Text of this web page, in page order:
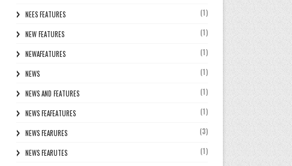
NEES FEATURES (1)
NEW FEATURES (1)
NEWAFEATURES (1)
NEWS (1)
NEWS AND FEATURES (1)
NEWS FEAFEATURES (1)
NEWS FEARURES (3)
NEWS FEARUTES (1)